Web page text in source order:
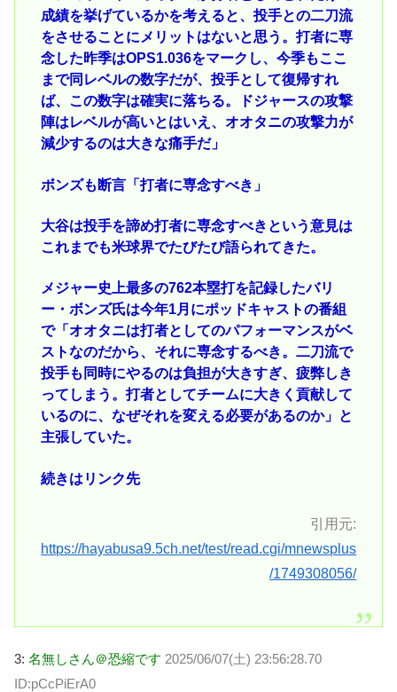
成績を挙げているかを考えると、投手との二刀流
をさせることにメリットはないと思う。打者に専
念した昨季はOPS1.036をマークし、今季もここ
まで同レベルの数字だが、投手として復帰すれ
ば、この数字は確実に落ちる。ドジャースの攻撃
陣はレベルが高いとはいえ、オオタニの攻撃力が
減少するのは大きな痛手だ」
ボンズも断言「打者に専念すべき」
大谷は投手を諦め打者に専念すべきという意見は
これまでも米球界でたびたび語られてきた。
メジャー史上最多の762本塁打を記録したバリ
ー・ボンズ氏は今年1月にポッドキャストの番組
で「オオタニは打者としてのパフォーマンスがベ
ストなのだから、それに専念するべき。二刀流で
投手も同時にやるのは負担が大きすぎ、疲弊しき
ってしまう。打者としてチームに大きく貢献して
いるのに、なぜそれを変える必要があるのか」と
主張していた。
続きはリンク先
引用元:
https://hayabusa9.5ch.net/test/read.cgi/mnewsplus
/1749308056/
3: 名無しさん＠恐縮です 2025/06/07(土) 23:56:28.70
ID:pCcPiErA0